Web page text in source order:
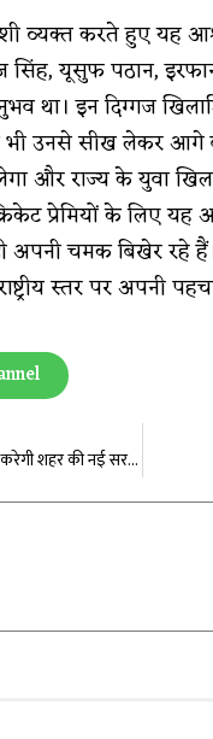
करते हुए यह
यूसुफ पठान,
था। इन दिग्गज
भी उनसे सीख लेकर
और राज्य के युवा
प्रेमियों के लिए
अपनी चमक बिखेर
स्तर पर अपनी
नागरिकों की आशा एवं आकांक्षाओं के अनुरूप कार्य करेगी शहर की नई सरकार : उपमुख्यमंत्री अरुण साव